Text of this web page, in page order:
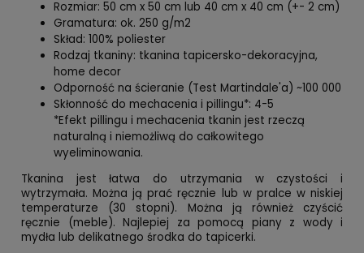
Rozmiar: 50 cm x 50 cm lub 40 cm x 40 cm (+- 2 cm)
Gramatura: ok. 250 g/m2
Skład: 100% poliester
Rodzaj tkaniny: tkanina tapicersko-dekoracyjna,
home decor
Odporność na ścieranie (Test Martindale'a) ~100 000
Skłonność do mechacenia i pillingu*: 4-5
*Efekt pillingu i mechacenia tkanin jest rzeczą
naturalną i niemożliwą do całkowitego
wyeliminowania.
Tkanina jest łatwa do utrzymania w czystości i
wytrzymała. Można ją prać ręcznie lub w pralce w niskiej
temperaturze (30 stopni). Można ją również czyścić
ręcznie (meble). Najlepiej za pomocą piany z wody i
mydła lub delikatnego środka do tapicerki.